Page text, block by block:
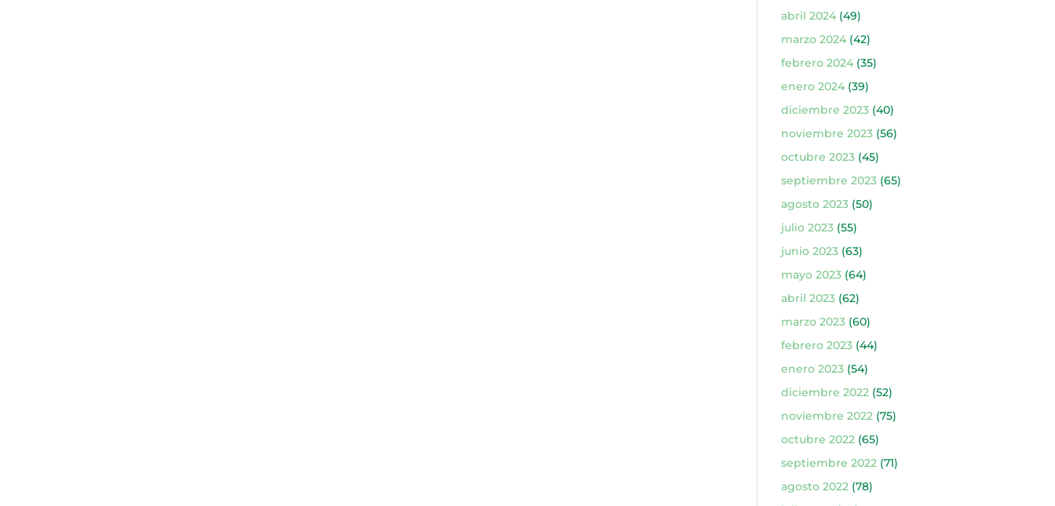
abril 2024(49)
marzo 2024(42)
febrero 2024(35)
enero 2024(39)
diciembre 2023(40)
noviembre 2023(56)
octubre 2023(45)
septiembre 2023(65)
agosto 2023(50)
julio 2023(55)
junio 2023(63)
mayo 2023(64)
abril 2023(62)
marzo 2023(60)
febrero 2023(44)
enero 2023(54)
diciembre 2022(52)
noviembre 2022(75)
octubre 2022(65)
septiembre 2022(71)
agosto 2022(78)